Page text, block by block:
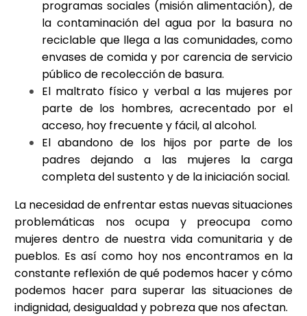
programas sociales (misión alimentación), de
la contaminación del agua por la basura no
reciclable que llega a las comunidades, como
envases de comida y por carencia de servicio
público de recolección de basura.
El maltrato físico y verbal a las mujeres por
parte de los hombres, acrecentado por el
acceso, hoy frecuente y fácil, al alcohol.
El abandono de los hijos por parte de los
padres dejando a las mujeres la carga
completa del sustento y de la iniciación social.
La necesidad de enfrentar estas nuevas situaciones
problemáticas nos ocupa y preocupa como
mujeres dentro de nuestra vida comunitaria y de
pueblos. Es así como hoy nos encontramos en la
constante reflexión de qué podemos hacer y cómo
podemos hacer para superar las situaciones de
indignidad, desigualdad y pobreza que nos afectan.